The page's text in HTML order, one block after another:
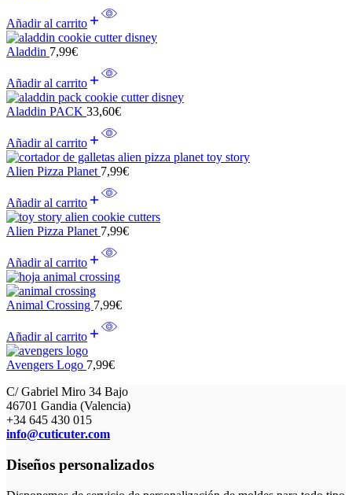
Añadir al carrito
Aladdin 7,99€
Añadir al carrito
Aladdin PACK 33,60€
Añadir al carrito
Alien Pizza Planet 7,99€
Añadir al carrito
Alien Pizza Planet 7,99€
Añadir al carrito
Animal Crossing 7,99€
Añadir al carrito
Avengers Logo 7,99€
C/ Gabriel Miro 34 Bajo
46701 Gandia (Valencia)
+34 645 430 015
info@cuticuter.com
Diseños personalizados